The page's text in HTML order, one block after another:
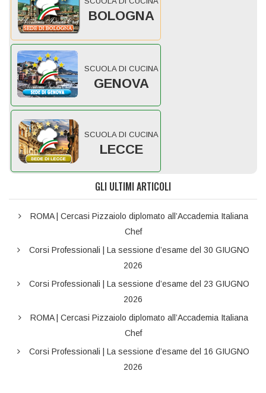
BOLOGNA
SCUOLA DI CUCINA
GENOVA
SCUOLA DI CUCINA
LECCE
GLI ULTIMI ARTICOLI
ROMA | Cercasi Pizzaiolo diplomato all’Accademia Italiana
Chef
Corsi Professionali | La sessione d’esame del 30 GIUGNO
2026
Corsi Professionali | La sessione d’esame del 23 GIUGNO
2026
ROMA | Cercasi Pizzaiolo diplomato all’Accademia Italiana
Chef
Corsi Professionali | La sessione d’esame del 16 GIUGNO
2026